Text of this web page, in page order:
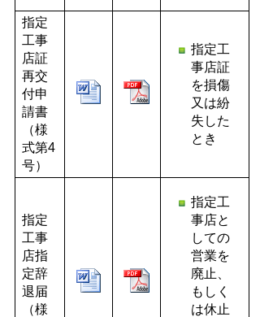
指定
工事
店証
再交
付申
請書
（様
式第4
号）
指定工
事店証
を損傷
又は紛
失した
とき
指定
工事
店指
定辞
退届
（様
指定工
事店と
しての
営業を
廃止、
もしく
は休止